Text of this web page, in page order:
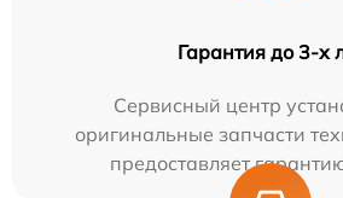
Гарантия до 3-х
Сервисный центр
оригинальные запчасти
предоставляет